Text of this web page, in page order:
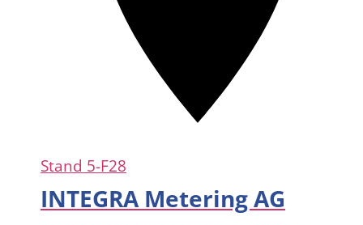
Stand 5-F28
INTEGRA Metering AG